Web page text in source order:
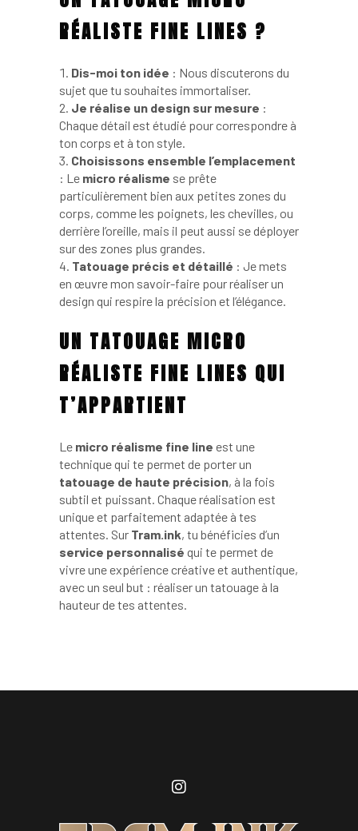
RÉALISTE FINE LINES ?
Dis-moi ton idée : Nous discuterons du
sujet que tu souhaites immortaliser.
Je réalise un design sur mesure :
Chaque détail est étudié pour correspondre à
ton corps et à ton style.
Choisissons ensemble l’emplacement
: Le micro réalisme se prête
particulièrement bien aux petites zones du
corps, comme les poignets, les chevilles, ou
derrière l’oreille, mais il peut aussi se déployer
sur des zones plus grandes.
Tatouage précis et détaillé : Je mets
en œuvre mon savoir-faire pour réaliser un
design qui respire la précision et l’élégance.
UN TATOUAGE MICRO
RÉALISTE FINE LINES QUI
T’APPARTIENT
Le micro réalisme fine line est une
technique qui te permet de porter un
tatouage de haute précision, à la fois
subtil et puissant. Chaque réalisation est
unique et parfaitement adaptée à tes
attentes. Sur Tram.ink, tu bénéficies d’un
service personnalisé qui te permet de
vivre une expérience créative et authentique,
avec un seul but : réaliser un tatouage à la
hauteur de tes attentes.